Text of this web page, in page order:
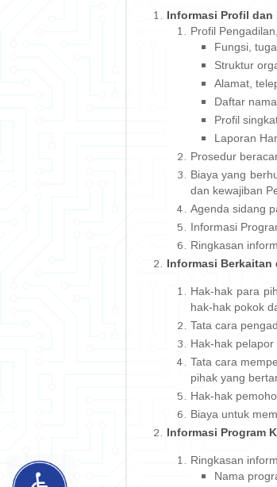
Informasi Profil dan
Profil
Fungsi,
Struktur
Alamat,
Daftar
Profil
Laporan
Prosedur
Biaya yang
dan kewajiban
Agenda sidang
Informasi
Ringkasan
Informasi Berkaitan
Hak-hak para
hak-hak pokok
Tata cara
Hak-hak
Tata cara
pihak yang
Hak-hak
Biaya untuk
Informasi Program
Ringkasan
Nama